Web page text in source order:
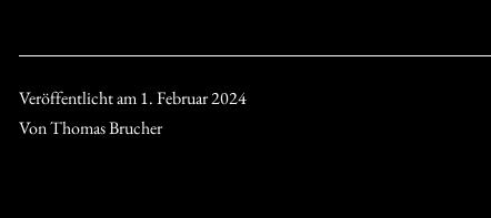
Veröffentlicht am1. Februar 2024
VonThomas Brucher